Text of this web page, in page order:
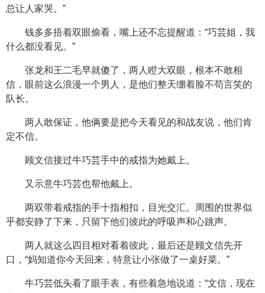
总让人家哭。”
钱多多捂着双眼偷看，嘴上还不忘提醒道：“巧芸姐，我
什么都没看见。”
张龙和王二毛早就傻了，两人瞪大双眼，根本不敢相
信，眼前这么浪漫一个男人，是他们整天绷着脸不苟言笑的
队长。
两人敢保证，他俩要是把今天看见的和战友说，他们肯
定不信。
顾文信接过牛巧芸手中的戒指为她戴上。
又示意牛巧芸也帮他戴上。
两双带着戒指的手十指相扣，目光交汇。周围的世界似
乎都安静了下来，只留下他们彼此的呼吸声和心跳声。
两人就这么四目相对看着彼此，最后还是顾文信先开
口，“妈知道你今天回来，特意让小张做了一桌好菜。”
牛巧芸低头看了眼手表，有些着急地说道：“文信，现在